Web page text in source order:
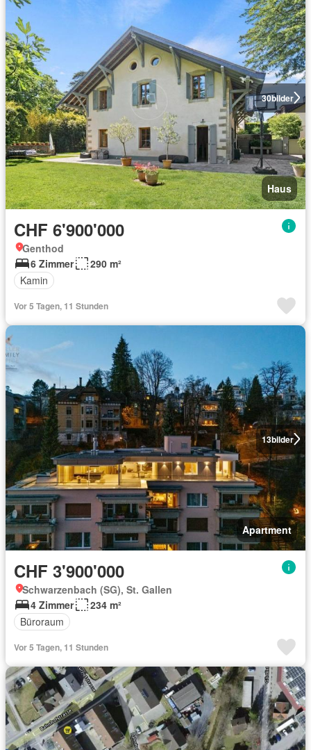
30bilder
Haus
CHF 6'900'000
Genthod
6 Zimmer
290 m²
Kamin
Vor 5 Tagen, 11 Stunden
13bilder
Apartment
CHF 3'900'000
Schwarzenbach (SG), St. Gallen
4 Zimmer
234 m²
Büroraum
Vor 5 Tagen, 11 Stunden